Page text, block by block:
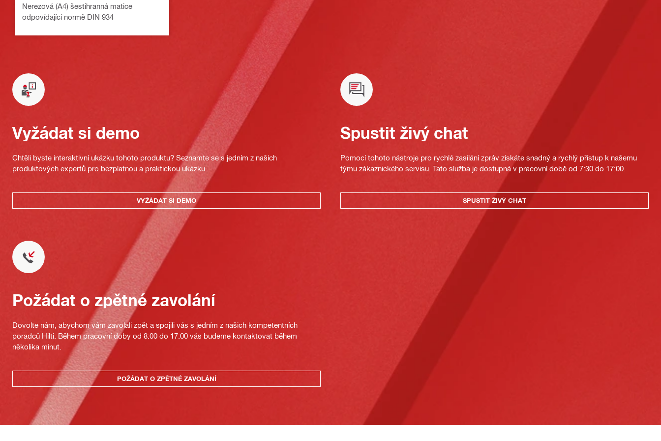
Nerezová (A4) šestihranná matice
odpovídající normě DIN 934
Vyžádat si demo
Chtěli byste interaktivní ukázku tohoto produktu? Seznamte se s jedním z našich
produktových expertů pro bezplatnou a praktickou ukázku.
VYŽÁDAT SI DEMO
Spustit živý chat
Pomocí tohoto nástroje pro rychlé zasílání zpráv získáte snadný a rychlý přístup k našemu
týmu zákaznického servisu. Tato služba je dostupná v pracovní době od 7:30 do 17:00.
SPUSTIT ŽIVÝ CHAT
Požádat o zpětné zavolání
Dovolte nám, abychom vám zavolali zpět a spojili vás s jedním z našich kompetentních
poradců Hilti. Během pracovní doby od 8:00 do 17:00 vás budeme kontaktovat během
několika minut.
POŽÁDAT O ZPĚTNÉ ZAVOLÁNÍ